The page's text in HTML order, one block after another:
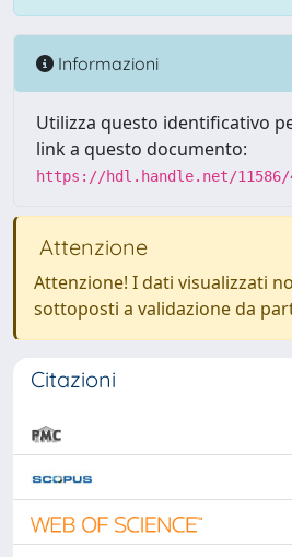
Informazioni
Utilizza questo identificativo
link a questo documento:
https://hdl.handle.net/11586/
Attenzione
Attenzione! I dati visualizzati
sottoposti a validazione da
Citazioni